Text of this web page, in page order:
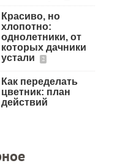
Красиво, но
хлопотно:
однолетники, от
которых дачники
устали
2
Как переделать
цветник: план
действий